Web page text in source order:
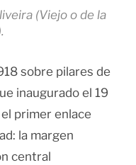
(Viejo o de la
sobre pilares de
inaugurado el 19
primer enlace
la margen
central